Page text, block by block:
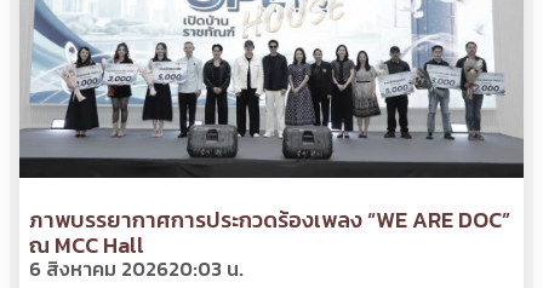
ภาพบรรยากาศการประกวดร้องเพลง “WE ARE DOC”
ณ MCC Hall
6 สิงหาคม 202620:03 น.